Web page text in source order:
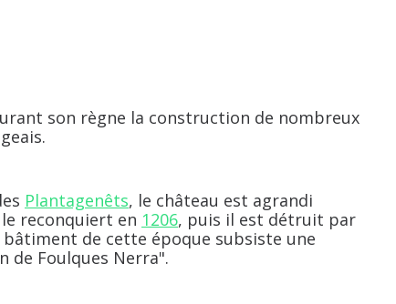
son règne la construction de nombreux
Plantagenêts, le château est agrandi
le reconquiert en 1206, puis il est détruit par
bâtiment de cette époque subsiste une
de Foulques Nerra".